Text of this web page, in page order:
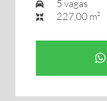
5 vagas
227,00 m²